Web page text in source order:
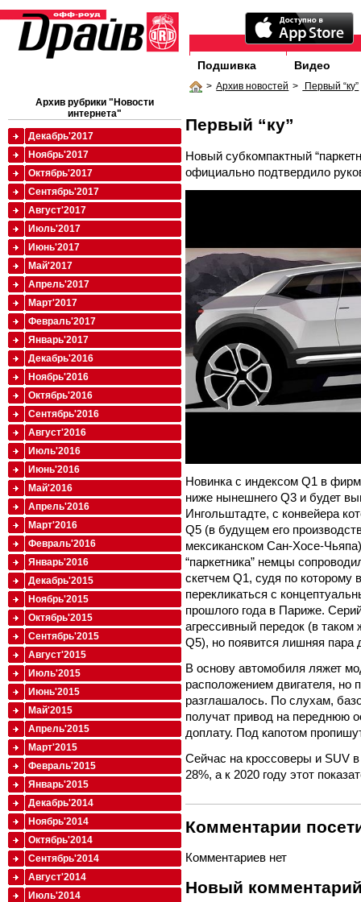
Подшивка Видео
> Архив новостей > Первый “ку”
Первый “ку”
Новый субкомпактный
официально подтвердило
Новинка с индексом Q1 в
ниже нынешнего Q3 и будет
Ингольштадте, с конвейера
Q5 (в будущем его
мексиканском Сан-Хосе-
“паркетника” немцы
скетчем Q1, судя по которому
перекликаться с
прошлого года в Париже.
агрессивный передок (в таком
Q5), но появится лишняя пара
В основу автомобиля ляжет
расположением двигателя, но
разглашалось. По слухам,
получат привод на переднюю
доплату. Под капотом
Сейчас на кроссоверы и SUV
28%, а к 2020 году этот
Комментарии
Комментариев нет
Новый
Архив рубрики "Новости
интернета"
Декабрь'2017
Ноябрь'2017
Октябрь'2017
Сентябрь'2017
Август'2017
Июль'2017
Июнь'2017
Май'2017
Апрель'2017
Март'2017
Февраль'2017
Январь'2017
Декабрь'2016
Ноябрь'2016
Октябрь'2016
Сентябрь'2016
Август'2016
Июль'2016
Июнь'2016
Май'2016
Апрель'2016
Март'2016
Февраль'2016
Январь'2016
Декабрь'2015
Ноябрь'2015
Октябрь'2015
Сентябрь'2015
Август'2015
Июль'2015
Июнь'2015
Май'2015
Апрель'2015
Март'2015
Февраль'2015
Январь'2015
Декабрь'2014
Ноябрь'2014
Октябрь'2014
Сентябрь'2014
Август'2014
Июль'2014